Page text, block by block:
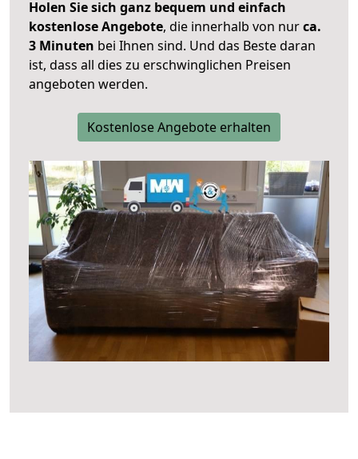
Holen Sie sich ganz bequem und einfach
kostenlose Angebote, die innerhalb von nurca.
3 Minuten bei Ihnen sind. Und das Beste daran
ist, dass all dies zu erschwinglichen Preisen
angeboten werden.
Kostenlose Angebote erhalten